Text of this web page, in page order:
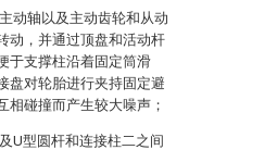
动轴以及主动齿轮和从动
动，并通过顶盘和活动杆
于支撑柱沿着固定筒滑
盘对轮胎进行夹持固定避
相碰撞而产生较大噪声；
U型圆杆和连接柱二之间